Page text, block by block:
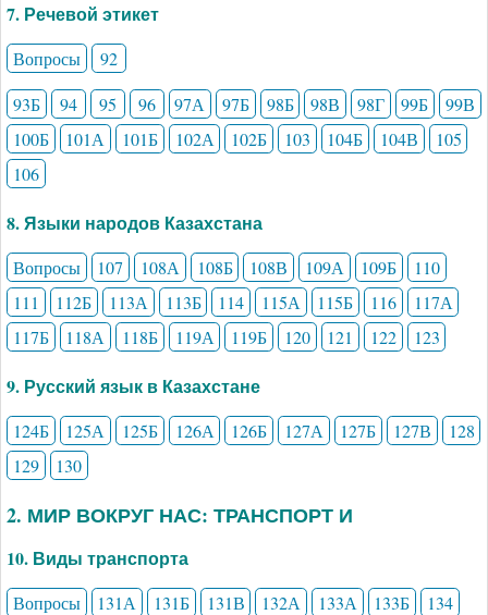
7. Речевой этикет
Вопросы
92
93Б
94 95 96 97А 97Б 98Б 98В 98Г 99Б
99В
100Б
101А 101Б 102А 102Б 103 104Б 104В
105
106
8. Языки народов Казахстана
Вопросы 107 108А 108Б 108В 109А 109Б
110
111
112Б 113А 113Б 114 115А 115Б 116
117А
117Б
118А 118Б 119А 119Б 120 121 122 123
9. Русский язык в Казахстане
124Б 125А 125Б 126А 126Б 127А 127Б 127В
128
129
130
2. МИР ВОКРУГ НАС: ТРАНСПОРТ И
10. Виды транспорта
Вопросы 131А 131Б 131В 132А 133А 133Б 134